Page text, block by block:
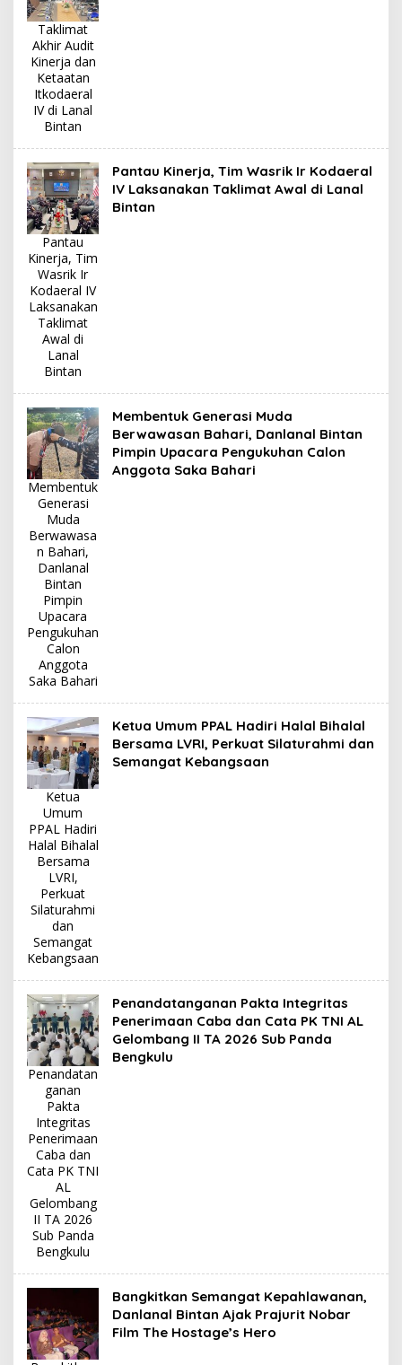
Taklimat
Akhir Audit
Kinerja dan
Ketaatan
Itkodaeral
IV di Lanal
Bintan
Pantau
Kinerja, Tim
Wasrik Ir
Kodaeral IV
Laksanakan
Taklimat
Awal di
Lanal
Bintan
Pantau Kinerja, Tim Wasrik Ir Kodaeral
IV Laksanakan Taklimat Awal di Lanal
Bintan
Membentuk
Generasi
Muda
Berwawasa
n Bahari,
Danlanal
Bintan
Pimpin
Upacara
Pengukuhan
Calon
Anggota
Saka Bahari
Membentuk Generasi Muda
Berwawasan Bahari, Danlanal Bintan
Pimpin Upacara Pengukuhan Calon
Anggota Saka Bahari
Ketua
Umum
PPAL Hadiri
Halal Bihalal
Bersama
LVRI,
Perkuat
Silaturahmi
dan
Semangat
Kebangsaan
Ketua Umum PPAL Hadiri Halal Bihalal
Bersama LVRI, Perkuat Silaturahmi dan
Semangat Kebangsaan
Penandatan
ganan
Pakta
Integritas
Penerimaan
Caba dan
Cata PK TNI
AL
Gelombang
II TA 2026
Sub Panda
Bengkulu
Penandatanganan Pakta Integritas
Penerimaan Caba dan Cata PK TNI AL
Gelombang II TA 2026 Sub Panda
Bengkulu
Bangkitkan Semangat Kepahlawanan,
Danlanal Bintan Ajak Prajurit Nobar
Film The Hostage’s Hero